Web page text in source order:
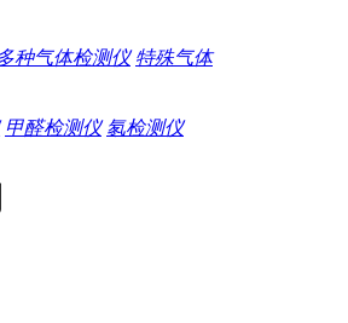
种气体检测仪 特殊气体
甲醛检测仪 氡检测仪